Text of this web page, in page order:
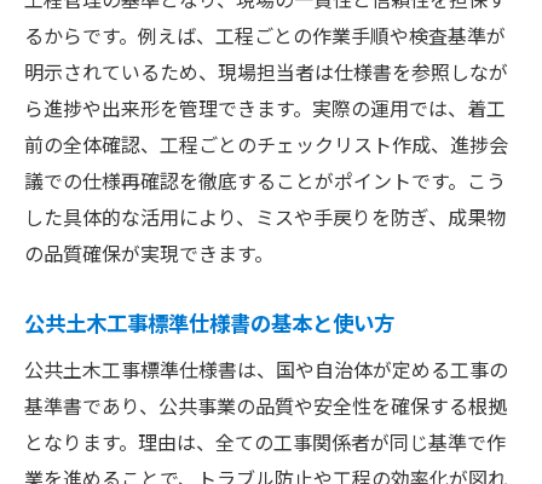
るからです。例えば、工程ごとの作業手順や検査基準が
明示されているため、現場担当者は仕様書を参照しなが
ら進捗や出来形を管理できます。実際の運用では、着工
前の全体確認、工程ごとのチェックリスト作成、進捗会
議での仕様再確認を徹底することがポイントです。こう
した具体的な活用により、ミスや手戻りを防ぎ、成果物
の品質確保が実現できます。
公共土木工事標準仕様書の基本と使い方
公共土木工事標準仕様書は、国や自治体が定める工事の
基準書であり、公共事業の品質や安全性を確保する根拠
となります。理由は、全ての工事関係者が同じ基準で作
業を進めることで、トラブル防止や工程の効率化が図れ